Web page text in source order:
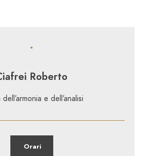
Roberto
e dell’analisi
Orari